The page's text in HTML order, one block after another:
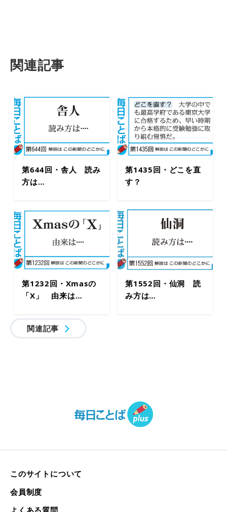
関連記事
第644回・舎人 読み
方は…
第1435回・どこを直
す？
第1232回・Xmasの
「X」 由来は…
第1552回・仙洞 読
み方は…
関連記事
このサイトについて
会員制度
よくある質問